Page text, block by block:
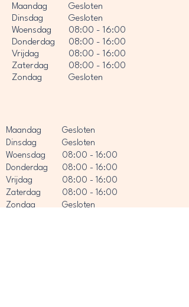
Maandag
Dinsdag
Woensdag
Donderdag
Vrijdag
Zaterdag
Zondag
Gesloten
Gesloten
08:00 - 16:00
08:00 - 16:00
08:00 - 16:00
08:00 - 16:00
Gesloten
Maandag
Dinsdag
Woensdag
Donderdag
Vrijdag
Zaterdag
Zondag
Gesloten
Gesloten
08:00 - 16:00
08:00 - 16:00
08:00 - 16:00
08:00 - 16:00
Gesloten